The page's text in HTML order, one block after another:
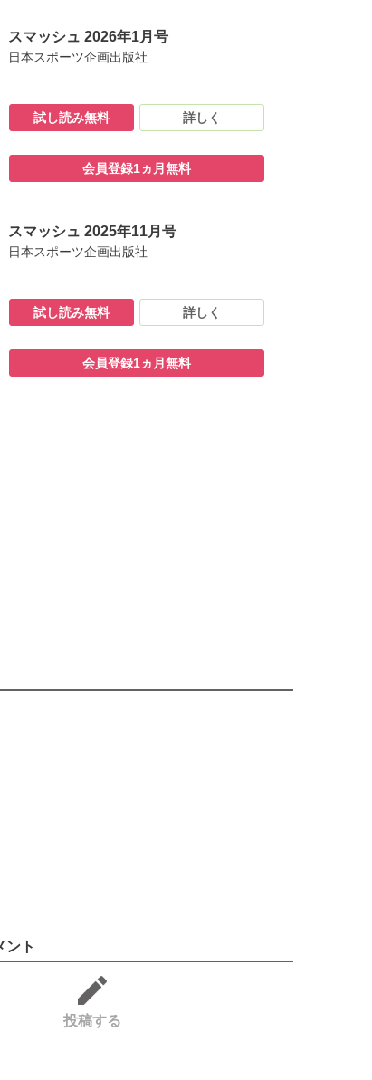
スマッシュ 2026年1月号
日本スポーツ企画出版社
試し読み無料 詳しく
会員登録1ヵ月無料
スマッシュ 2025年11月号
日本スポーツ企画出版社
試し読み無料 詳しく
会員登録1ヵ月無料
ント
投稿する